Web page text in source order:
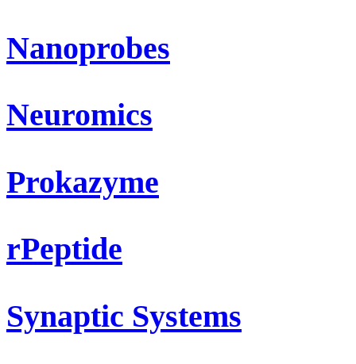
Nanoprobes
Neuromics
Prokazyme
rPeptide
Synaptic Systems